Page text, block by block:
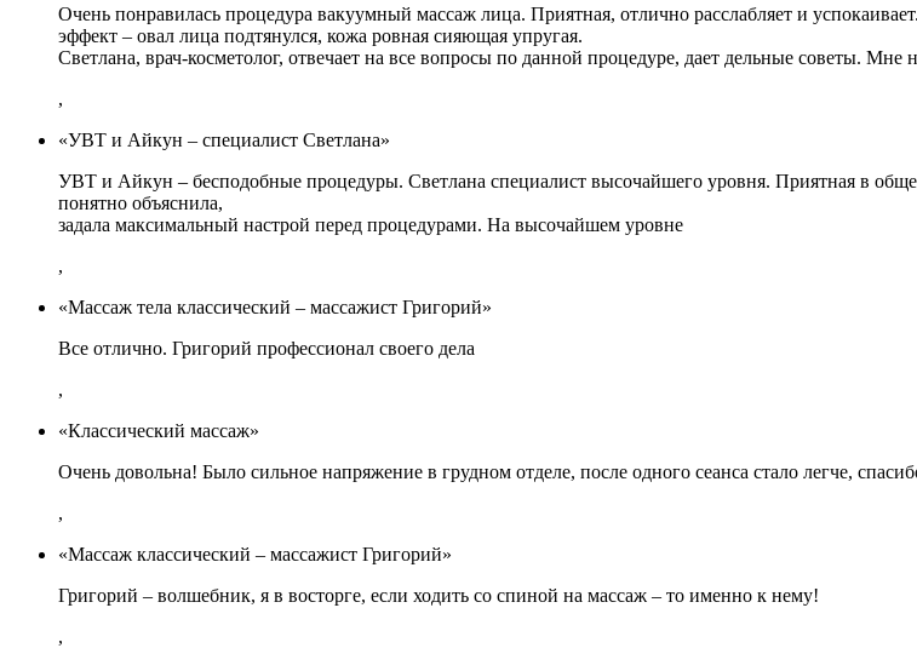
Очень понравилась процедура вакуумный массаж лица. Приятная, отлично расслабляет и
эффект – овал лица подтянулся, кожа ровная сияющая упругая.
Светлана, врач-косметолог, отвечает на все вопросы по данной процедуре, дает дельные советы.
,
«УВТ и Айкун – специалист Светлана»
УВТ и Айкун – бесподобные процедуры. Светлана специалист высочайшего уровня. Приятная в
понятно объяснила,
задала максимальный настрой перед процедурами. На высочайшем уровне
,
«Массаж тела классический – массажист Григорий»
Все отлично. Григорий профессионал своего дела
,
«Классический массаж»
Очень довольна! Было сильное напряжение в грудном отделе, после одного сеанса стало легче,
,
«Массаж классический – массажист Григорий»
Григорий – волшебник, я в восторге, если ходить со спиной на массаж – то именно к нему!
,